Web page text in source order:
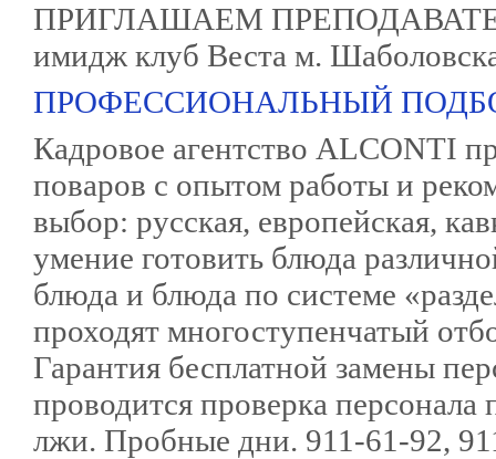
ПРИГЛАШАЕМ
имидж клуб Веста м.
ПРОФЕССИОНАЛЬНЫЙ
Кадровое агентство ALCONTI
поваров с опытом работы и
выбор: русская, европейская,
умение готовить блюда
блюда и блюда по системе
проходят многоступенчатый
Гарантия бесплатной замены
проводится проверка
лжи. Пробные дни. 911-61-92,